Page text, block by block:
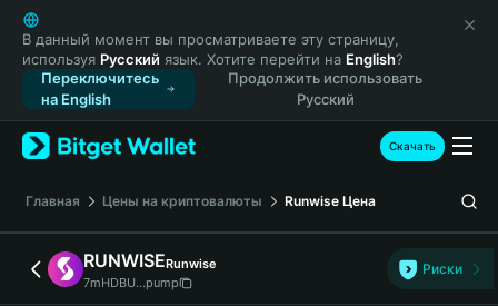
English
日本語
Tiếng Việt
Русский
Español (Latinoamérica)
Türkçe
Français
Deutsch
简体中文
繁體中文
В данный момент вы просматриваете эту страницу,
используя Русский язык. Хотите перейти на English?
Переключитесь
на English
Продолжить использовать
Русский
Скачать
Главная Цены на криптовалюты Runwise Цена
RUNWISERunwise
7mHDBU...pump
Риски